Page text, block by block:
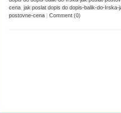
cena jak poslat dopis do dopis-balik-do-
postovne-cena | Comment (0)